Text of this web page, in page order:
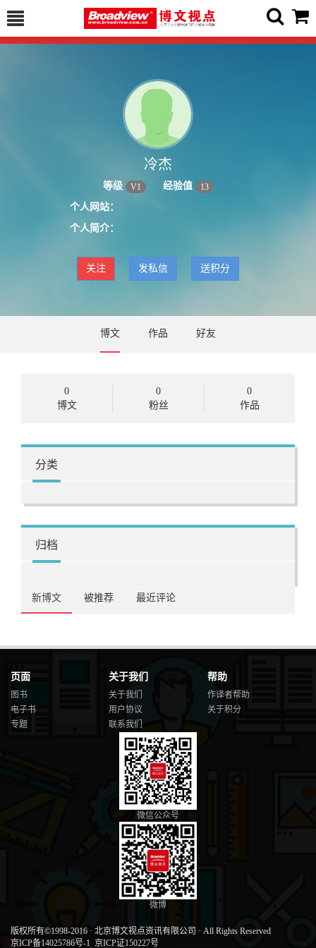
冷杰
等级 V1 经验值 13
个人网站：
个人简介：
关注 发私信 送积分
博文 作品 好友
0
博文
0
粉丝
0
作品
分类
归档
新博文 被推荐 最近评论
页面
图书
电子书
专题
关于我们
关于我们
用户协议
联系我们
帮助
作译者帮助
关于积分
微信公众号
微博
版权所有©1998-2016 · 北京博文视点资讯有限公司 · All Rights Reserved
京ICP备14025786号-1 京ICP证150227号